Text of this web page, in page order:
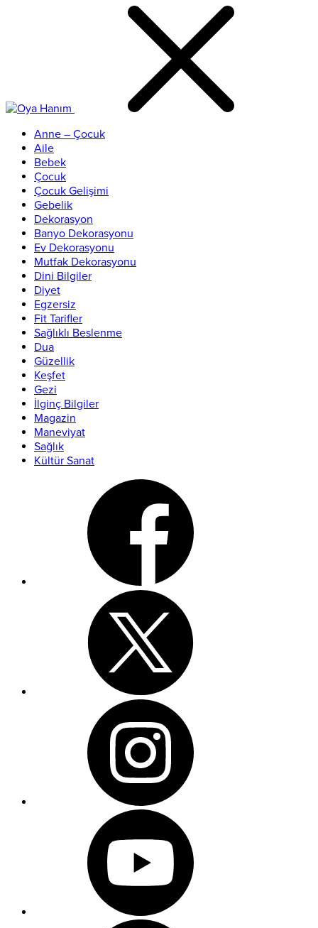
Anne – Çocuk
Aile
Bebek
Çocuk
Çocuk Gelişimi
Gebelik
Dekorasyon
Banyo Dekorasyonu
Ev Dekorasyonu
Mutfak Dekorasyonu
Dini Bilgiler
Diyet
Egzersiz
Fit Tarifler
Sağlıklı Beslenme
Dua
Güzellik
Keşfet
Gezi
İlginç Bilgiler
Magazin
Maneviyat
Sağlık
Kültür Sanat